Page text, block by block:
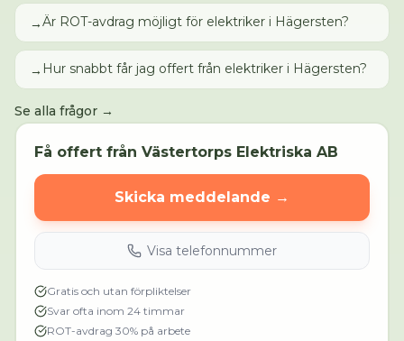
→Är ROT-avdrag möjligt för elektriker i Hägersten?
→ Hur snabbt får jag offert från elektriker i Hägersten?
Se alla frågor →
Få offert från Västertorps Elektriska AB
Skicka meddelande →
Visa telefonnummer
Gratis och utan förpliktelser
Svar ofta inom 24 timmar
ROT-avdrag 30% på arbete